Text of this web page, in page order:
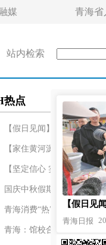
媒 青海省
站内检索
热点
【假日见闻】明月寄真情
【家住黄河源】电送千里外
【坚定信心 实干争先】沙
国庆中秋假期，西宁车展
青海消费“热”力全开 多业
青海：馆校合作，开展“月
【假日见
青海日报